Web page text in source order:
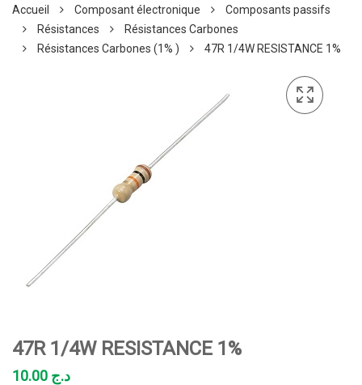
Accueil Composant électronique
Composants passifs
Résistances
Résistances Carbones
Résistances Carbones (1% )
47R 1/4W RESISTANCE 1%
47R 1/4W RESISTANCE 1%
د.ج